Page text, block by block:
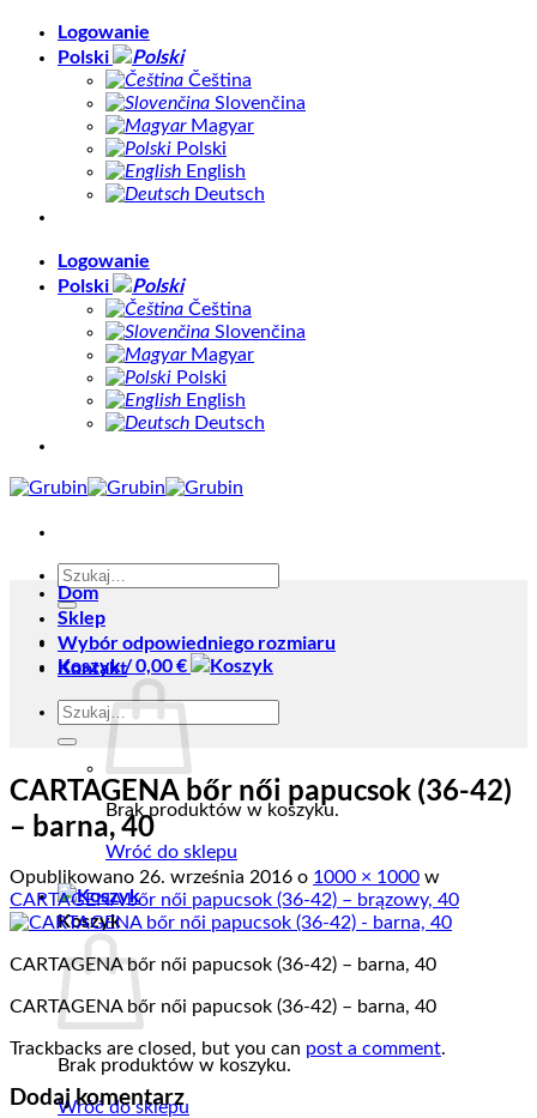
Skip
Logowanie
Polski
Čeština
Slovenčina
Magyar
Polski
English
Deutsch
Logowanie
Polski
Čeština
Slovenčina
Magyar
Polski
English
Deutsch
Szukaj:
Koszyk /0,00€
Brak produktów w koszyku.
Wróć do sklepu
Koszyk
Brak produktów w koszyku.
Wróć do sklepu
Dom
Sklep
Wybór odpowiedniego rozmiaru
Kontakt
Szukaj:
CARTAGENA bőr női papucsok (36-42)
– barna, 40
Opublikowano 26. września 2016 o 1000 × 1000 w
CARTAGENA bőr női papucsok (36-42) – brązowy, 40
CARTAGENA bőr női papucsok (36-42) – barna, 40
CARTAGENA bőr női papucsok (36-42) – barna, 40
Trackbacks are closed, but you can post a comment.
Dodaj komentarz